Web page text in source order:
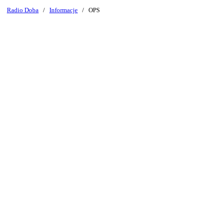
Radio Doba / Informacje / OPS